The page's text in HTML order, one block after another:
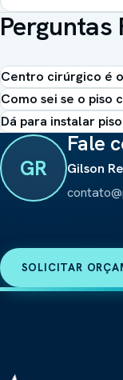
Perguntas
Centro cirúrgico é
Como sei se o piso
Dá para instalar
GR
Fale
Gilson
SOLICITAR